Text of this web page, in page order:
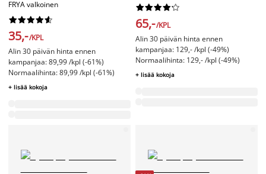
FRYA valkoinen






35,-/KPL
Alin 30 päivän hinta ennen
kampanjaa: 89,99 /kpl (-61%)
Normaalihinta: 89,99 /kpl (-61%)
+ lisää kokoja






65,-/KPL
Alin 30 päivän hinta ennen
kampanjaa: 129,- /kpl (-49%)
Normaalihinta: 129,- /kpl (-49%)
+ lisää kokoja